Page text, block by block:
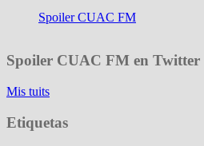
Spoiler CUAC FM
Spoiler CUAC FM en Twitter
Mis tuits
Etiquetas